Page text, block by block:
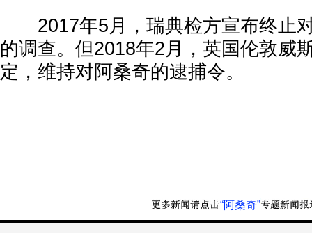
2017年5月，瑞典检方宣布终止
的调查。但2018年2月，英国伦敦威
定，维持对阿桑奇的逮捕令。
“阿桑奇”